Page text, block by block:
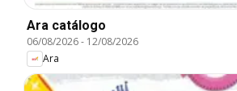
Ara catálogo
06/08/2026- 12/08/2026
Ara